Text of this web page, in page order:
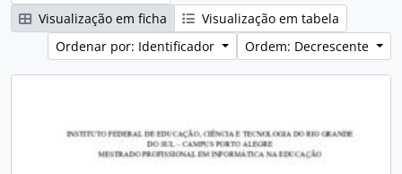
Visualização em ficha
Visualização em tabela
Ordenar por: Identificador
Ordem: Decrescente